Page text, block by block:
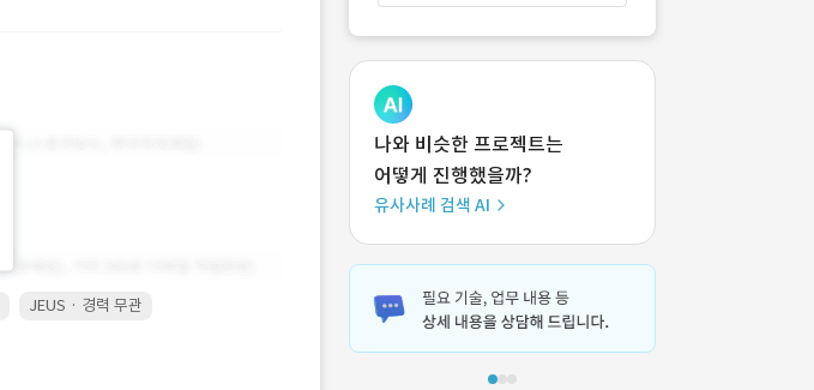
JEUS · 경력 무관
나와 비슷한 프로젝트는
어떻게 진행했을까?
유사사례 검색 AI